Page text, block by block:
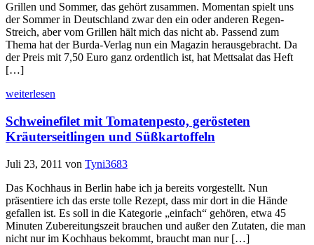
Grillen und Sommer, das gehört zusammen. Momentan spielt uns
der Sommer in Deutschland zwar den ein oder anderen Regen-
Streich, aber vom Grillen hält mich das nicht ab. Passend zum
Thema hat der Burda-Verlag nun ein Magazin herausgebracht. Da
der Preis mit 7,50 Euro ganz ordentlich ist, hat Mettsalat das Heft
[…]
weiterlesen
Schweinefilet mit Tomatenpesto, gerösteten
Kräuterseitlingen und Süßkartoffeln
Juli 23, 2011 von Tyni3683
Das Kochhaus in Berlin habe ich ja bereits vorgestellt. Nun
präsentiere ich das erste tolle Rezept, dass mir dort in die Hände
gefallen ist. Es soll in die Kategorie „einfach“ gehören, etwa 45
Minuten Zubereitungszeit brauchen und außer den Zutaten, die man
nicht nur im Kochhaus bekommt, braucht man nur […]